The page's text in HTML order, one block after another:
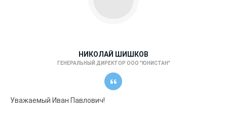
НИКОЛАЙ ШИШКОВ
ГЕНЕРАЛЬНЫЙ ДИРЕКТОР ООО "ЮНИСТАН"
Уважаемый Иван Павлович!